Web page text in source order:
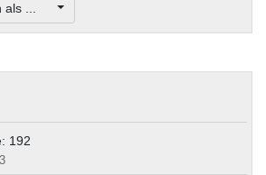
als ...
192